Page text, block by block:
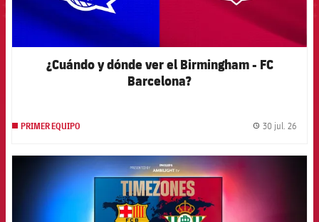
¿Cuándo y dónde ver el Birmingham - FC
Barcelona?
PRIMER EQUIPO 30 jul. 26
FCB Barcelona badge